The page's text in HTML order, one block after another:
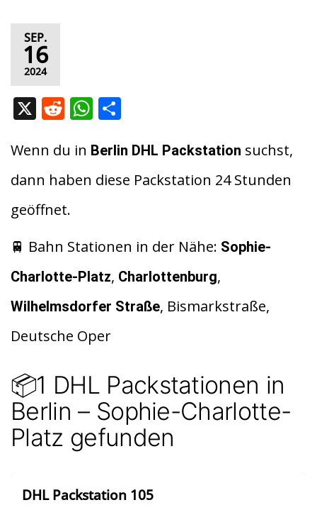
SEP.
16
2024
X R
d
di
t
W
at
s
p
le
n
Wenn du in Berlin DHL Packstation suchst,
dann haben diese Packstation 24 Stunden
geöffnet.
🚆 Bahn Stationen in der Nähe: Sophie-
Charlotte-Platz, Charlottenburg,
Wilhelmsdorfer Straße, Bismarkstraße,
Deutsche Oper
📦1 DHL Packstationen in
Berlin – Sophie-Charlotte-
Platz gefunden
DHL Packstation 105